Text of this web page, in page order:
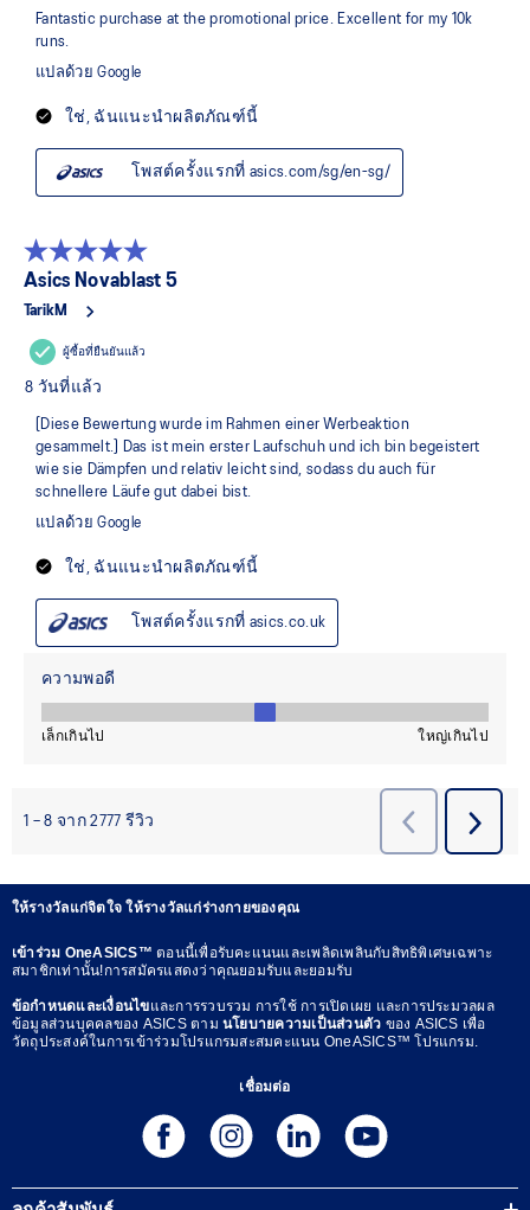
ให้รางวัลแก่จิตใจ ให้รางวัลแก่ร่างกายของคุณ
เข้าร่วม OneASICS™ตอนนี้เพื่อรับคะแนนและเพลิดเพลินกับสิทธิพิเศษเฉพาะ
สมาชิกเท่านั้น!การสมัครแสดงว่าคุณยอมรับและยอมรับ
ข้อกำหนดและเงื่อนไขและการรวบรวม การใช้ การเปิดเผย และการประมวลผล
ข้อมูลส่วนบุคคลของ ASICS ตาม นโยบายความเป็นส่วนตัว ของ ASICS เพื่อ
วัตถุประสงค์ในการเข้าร่วมโปรแกรมสะสมคะแนน OneASICS™ โปรแกรม.
เชื่อมต่อ